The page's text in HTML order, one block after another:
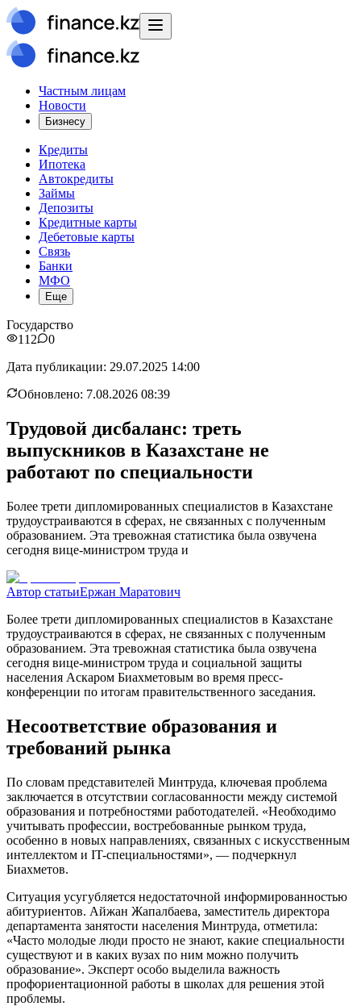
Частным лицам
Новости
Бизнесу
Кредиты
Ипотека
Автокредиты
Займы
Депозиты
Кредитные карты
Дебетовые карты
Связь
Банки
МФО
Еще
Государство
112
0
Дата публикации: 29.07.2025 14:00
Обновлено: 7.08.2026 08:39
Трудовой дисбаланс: треть
выпускников в Казахстане не
работают по специальности
Более трети дипломированных специалистов в Казахстане
трудоустраиваются в сферах, не связанных с полученным
образованием. Эта тревожная статистика была озвучена
сегодня вице-министром труда и
Автор статьиЕржан Маратович
Более трети дипломированных специалистов в Казахстане
трудоустраиваются в сферах, не связанных с полученным
образованием. Эта тревожная статистика была озвучена
сегодня вице-министром труда и социальной защиты
населения Аскаром Биахметовым во время пресс-
конференции по итогам правительственного заседания.
Несоответствие образования и
требований рынка
По словам представителей Минтруда, ключевая проблема
заключается в отсутствии согласованности между системой
образования и потребностями работодателей. «Необходимо
учитывать профессии, востребованные рынком труда,
особенно в новых направлениях, связанных с искусственным
интеллектом и IT-специальностями», — подчеркнул
Биахметов.
Ситуация усугубляется недостаточной информированностью
абитуриентов. Айжан Жапалбаева, заместитель директора
департамента занятости населения Минтруда, отметила:
«Часто молодые люди просто не знают, какие специальности
существуют и в каких вузах по ним можно получить
образование». Эксперт особо выделила важность
профориентационной работы в школах для решения этой
проблемы.